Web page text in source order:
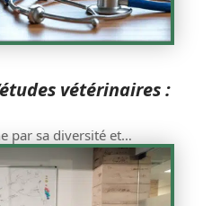
vétérinaires :
par sa diversité et…